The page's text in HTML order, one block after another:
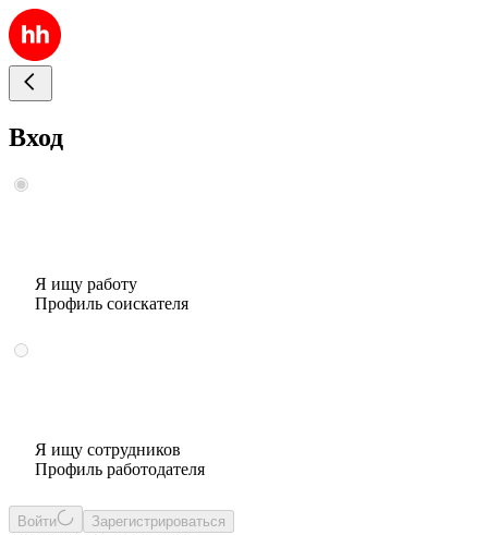
Вход
Я ищу работу
Профиль соискателя
Я ищу сотрудников
Профиль работодателя
Войти Зарегистрироваться